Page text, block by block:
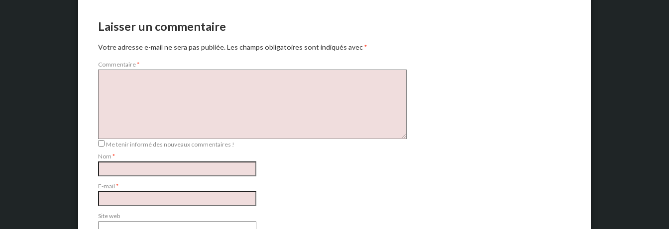
Laisser un commentaire
Votre adresse e-mail ne sera pas publiée.Les champs obligatoires sont indiqués avec*
Commentaire*
Me tenir informé des nouveaux commentaires !
Nom *
E-mail *
Site web